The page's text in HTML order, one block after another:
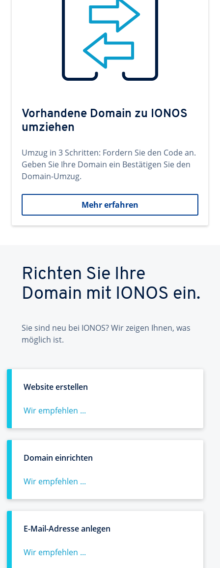
Vorhandene Domain zu IONOS
umziehen
Umzug in 3 Schritten: Fordern Sie den Code an.
Geben Sie Ihre Domain ein Bestätigen Sie den
Domain-Umzug.
Mehr erfahren
Richten Sie Ihre
Domain mit IONOS ein.
Sie sind neu bei IONOS? Wir zeigen Ihnen, was
möglich ist.
Website erstellen
Wir empfehlen ...
Domain einrichten
Wir empfehlen ...
E-Mail-Adresse anlegen
Wir empfehlen ...